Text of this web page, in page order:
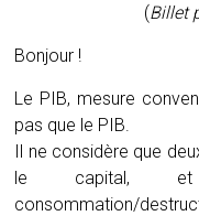
(Billet
Bonjour !
Le PIB, mesure
pas que le PIB.
Il ne considère que
le capital, et
consommation/